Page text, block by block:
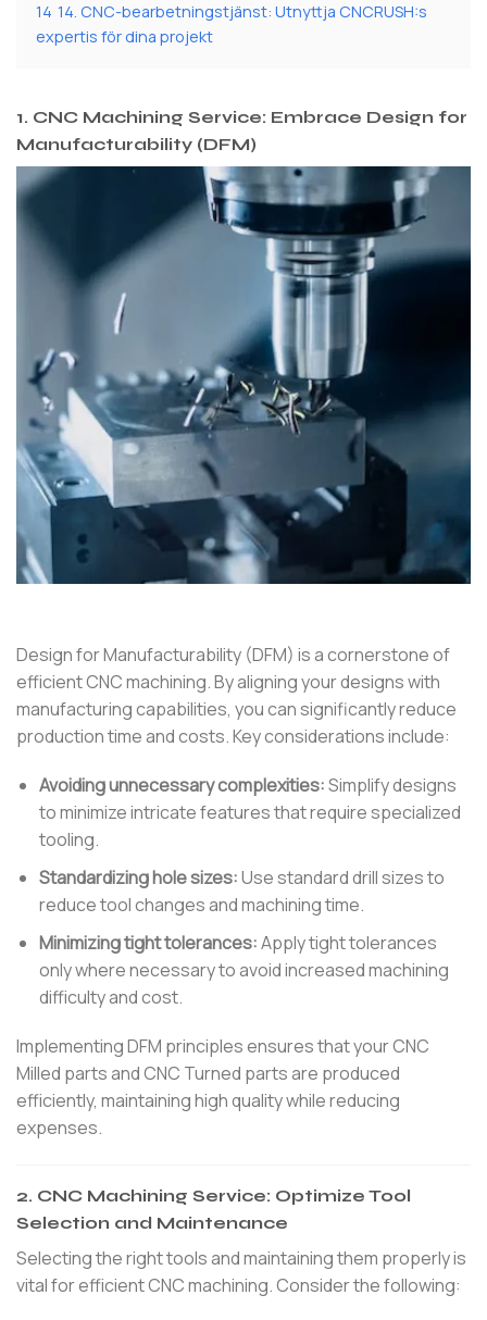
14 14. CNC-bearbetningstjänst: Utnyttja CNCRUSH:s
expertis för dina projekt
1. CNC Machining Service: Embrace Design for
Manufacturability (DFM)
Design for Manufacturability (DFM) is a cornerstone of
efficient CNC machining. By aligning your designs with
manufacturing capabilities, you can significantly reduce
production time and costs. Key considerations include:
Avoiding unnecessary complexities:Simplify designs
to minimize intricate features that require specialized
tooling.
Standardizing hole sizes:Use standard drill sizes to
reduce tool changes and machining time.
Minimizing tight tolerances:Apply tight tolerances
only where necessary to avoid increased machining
difficulty and cost.
Implementing DFM principles ensures that your CNC
Milled parts and CNC Turned parts are produced
efficiently, maintaining high quality while reducing
expenses.
2. CNC Machining Service: Optimize Tool
Selection and Maintenance
Selecting the right tools and maintaining them properly is
vital for efficient CNC machining. Consider the following: